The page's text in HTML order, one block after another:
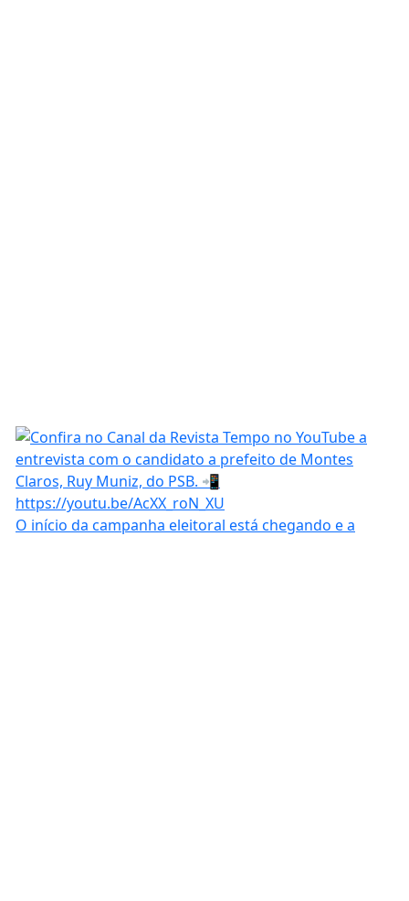
O início da campanha eleitoral está chegando e a